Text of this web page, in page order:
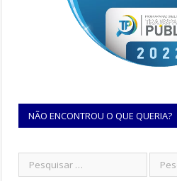
NÃO ENCONTROU O QUE QUERIA?